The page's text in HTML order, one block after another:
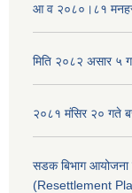
आ व २०८०।८१ मनहरी
मिति २०८२ असार ५
२०८१ मंसिर २० गते
सडक बिभाग आयोजना
(Resettlement